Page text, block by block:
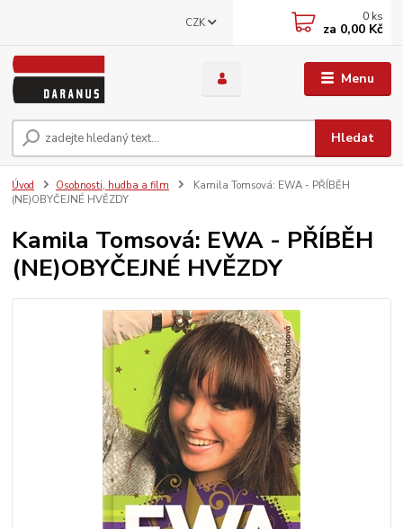
Menu
CZK
Hledat
0 ks
za 0,00 Kč
Úvod Osobnosti, hudba a film
Kamila Tomsová: EWA - PŘÍBĚH
(NE)OBYČEJNÉ HVĚZDY
Kamila Tomsová: EWA - PŘÍBĚH
(NE)OBYČEJNÉ HVĚZDY